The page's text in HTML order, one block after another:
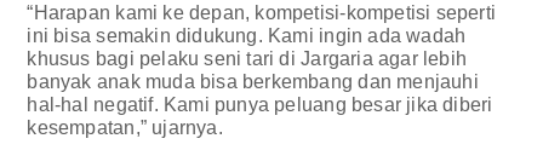
“Harapan kami ke depan, kompetisi-kompetisi seperti
ini bisa semakin didukung. Kami ingin ada wadah
khusus bagi pelaku seni tari di Jargaria agar lebih
banyak anak muda bisa berkembang dan menjauhi
hal-hal negatif. Kami punya peluang besar jika diberi
kesempatan,” ujarnya.